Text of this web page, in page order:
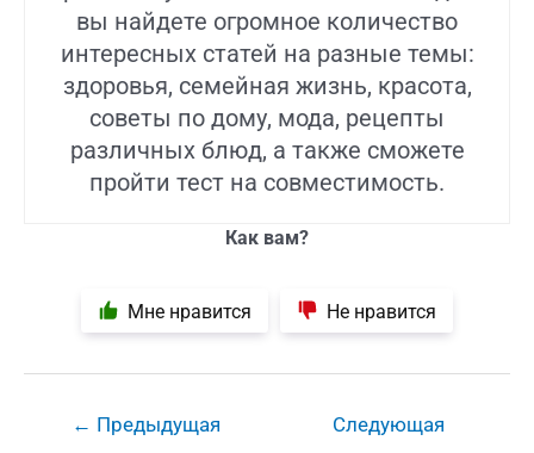
вы найдете огромное количество
интересных статей на разные темы:
здоровья, семейная жизнь, красота,
советы по дому, мода, рецепты
различных блюд, а также сможете
пройти тест на совместимость.
Как вам?
Мне нравится Не нравится
Навигация
← Предыдущая
Следующая